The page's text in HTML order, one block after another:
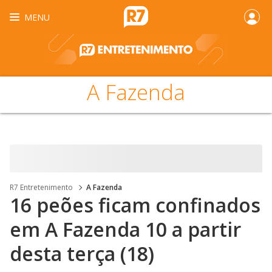
MENU
A Fazenda
R7 Entretenimento A Fazenda
16 peões ficam confinados
em A Fazenda 10 a partir
desta terça (18)